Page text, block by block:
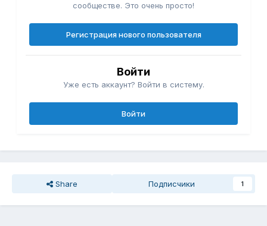
сообществе. Это очень просто!
Регистрация нового пользователя
Войти
Уже есть аккаунт? Войти в систему.
Войти
Share Подписчики 1